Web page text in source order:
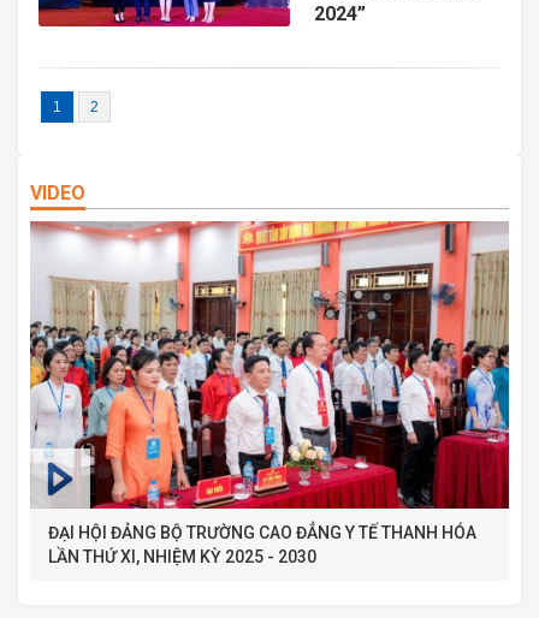
2024”
1 2
VIDEO
ĐẠI HỘI ĐẢNG BỘ TRƯỜNG CAO ĐẲNG Y TẾ THANH HÓA
LẦN THỨ XI, NHIỆM KỲ 2025 - 2030